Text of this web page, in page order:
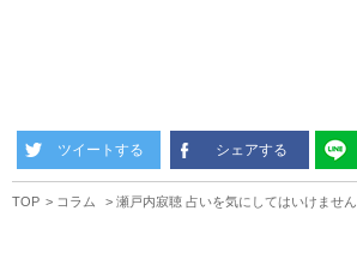
ツイートする シェアする
TOP コラム 瀬戸内寂聴 占いを気にしてはいけません